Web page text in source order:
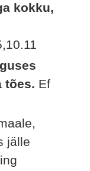
kokku,
tões. Ef
jälle